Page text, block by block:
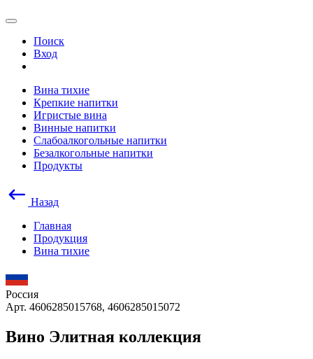
Поиск
Вход
Вина тихие
Крепкие напитки
Игристые вина
Винные напитки
Слабоалкогольные напитки
Безалкогольные напитки
Продукты
Назад
Главная
Продукция
Вина тихие
Россия
Арт. 4606285015768, 4606285015072
Вино Элитная коллекция